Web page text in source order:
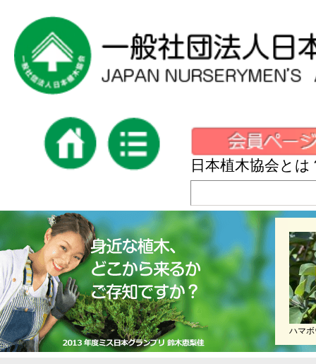
日本植木協会とは
ハマ